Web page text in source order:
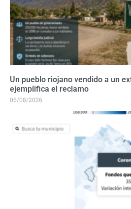
Un pueblo riojano vendido a un
ejemplifica el reclamo
06/08/2026